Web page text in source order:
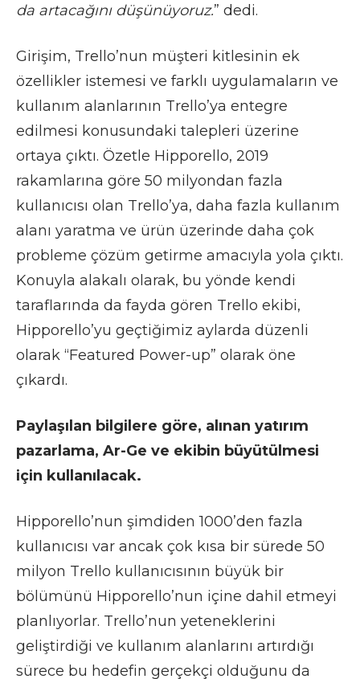
da artacağını düşünüyoruz.” dedi.
Girişim, Trello’nun müşteri kitlesinin ek
özellikler istemesi ve farklı uygulamaların ve
kullanım alanlarının Trello’ya entegre
edilmesi konusundaki talepleri üzerine
ortaya çıktı. Özetle Hipporello, 2019
rakamlarına göre 50 milyondan fazla
kullanıcısı olan Trello’ya, daha fazla kullanım
alanı yaratma ve ürün üzerinde daha çok
probleme çözüm getirme amacıyla yola çıktı.
Konuyla alakalı olarak, bu yönde kendi
taraflarında da fayda gören Trello ekibi,
Hipporello’yu geçtiğimiz aylarda düzenli
olarak “Featured Power-up” olarak öne
çıkardı.
Paylaşılan bilgilere göre, alınan yatırım
pazarlama, Ar-Ge ve ekibin büyütülmesi
için kullanılacak.
Hipporello’nun şimdiden 1000’den fazla
kullanıcısı var ancak çok kısa bir sürede 50
milyon Trello kullanıcısının büyük bir
bölümünü Hipporello’nun içine dahil etmeyi
planlıyorlar. Trello’nun yeteneklerini
geliştirdiği ve kullanım alanlarını artırdığı
sürece bu hedefin gerçekçi olduğunu da